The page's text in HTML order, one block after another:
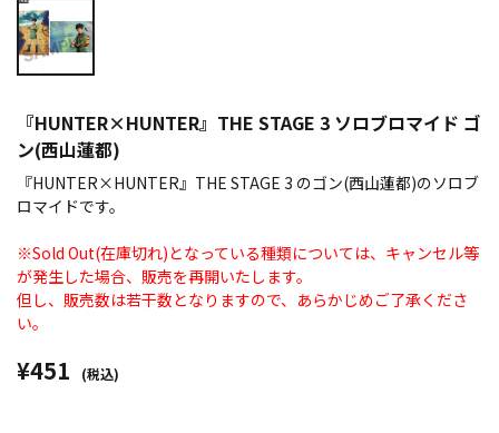
『HUNTER×HUNTER』THE STAGE 3 ソロブロマイド ゴ
ン(西山蓮都)
『HUNTER×HUNTER』THE STAGE 3 のゴン(西山蓮都)のソロブ
ロマイドです。
※Sold Out(在庫切れ)となっている種類については、キャンセル等
が発生した場合、販売を再開いたします。
但し、販売数は若干数となりますので、あらかじめご了承くださ
い。
¥451 (税込)